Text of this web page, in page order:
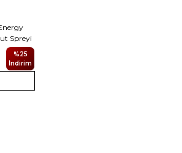
Spreyi
%25
İndirim